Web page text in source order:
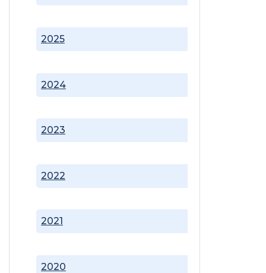
2020
2021
2022
2023
2024
2025